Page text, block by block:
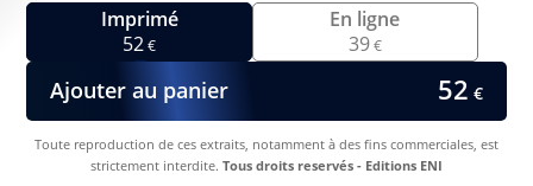
Imprimé
52€
En ligne
39€
Ajouter au panier 52 €
Toute reproduction de ces extraits, notamment à des fins commerciales, est
strictement interdite. Tous droits reservés - Editions ENI